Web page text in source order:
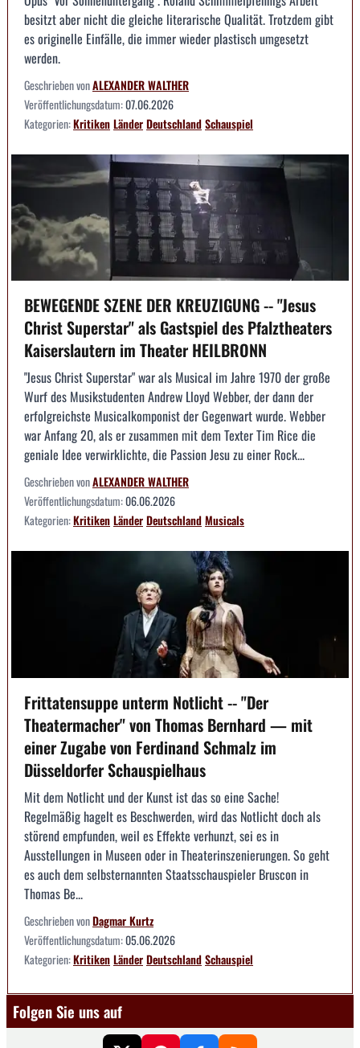
besitzt aber nicht die gleiche literarische Qualität. Trotzdem gibt
es originelle Einfälle, die immer wieder plastisch umgesetzt
werden.
Geschrieben vonALEXANDER WALTHER
Veröffentlichungsdatum:07.06.2026
Kategorien:KritikenLänderDeutschlandSchauspiel
BEWEGENDE SZENE DER KREUZIGUNG -- "Jesus
Christ Superstar" als Gastspiel des Pfalztheaters
Kaiserslautern im Theater HEILBRONN
"Jesus Christ Superstar" war als Musical im Jahre 1970 der große
Wurf des Musikstudenten Andrew Lloyd Webber, der dann der
erfolgreichste Musicalkomponist der Gegenwart wurde. Webber
war Anfang 20, als er zusammen mit dem Texter Tim Rice die
geniale Idee verwirklichte, die Passion Jesu zu einer Rock...
Geschrieben vonALEXANDER WALTHER
Veröffentlichungsdatum:06.06.2026
Kategorien:KritikenLänderDeutschlandMusicals
Frittatensuppe unterm Notlicht -- "Der
Theatermacher" von Thomas Bernhard — mit
einer Zugabe von Ferdinand Schmalz im
Düsseldorfer Schauspielhaus
Mit dem Notlicht und der Kunst ist das so eine Sache!
Regelmäßig hagelt es Beschwerden, wird das Notlicht doch als
störend empfunden, weil es Effekte verhunzt, sei es in
Ausstellungen in Museen oder in Theaterinszenierungen. So geht
es auch dem selbsternannten Staatsschauspieler Bruscon in
Thomas Be...
Geschrieben vonDagmar Kurtz
Veröffentlichungsdatum:05.06.2026
Kategorien:KritikenLänderDeutschlandSchauspiel
Folgen Sie uns auf